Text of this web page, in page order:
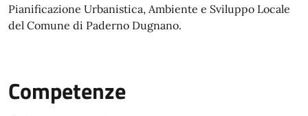
Pianificazione Urbanistica, Ambiente e Sviluppo Locale
del Comune di Paderno Dugnano.
Competenze